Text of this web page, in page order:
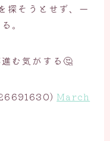
探そうとせず、一
。
む気がする🤔
March